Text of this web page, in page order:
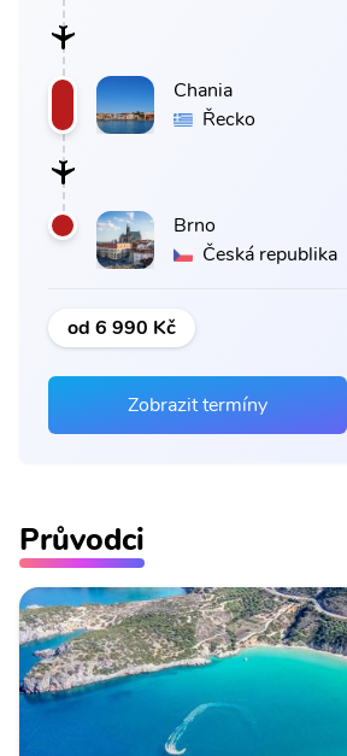
Chania
Řecko
Brno
Česká republika
od 6 990 Kč
Zobrazit termíny
Průvodci